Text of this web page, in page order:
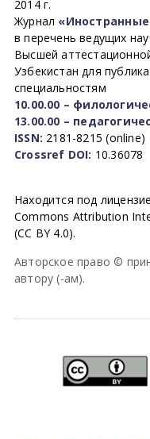
2014 г.
Журнал
в перечень ведущих
Высшей
Узбекистан для
специальностям
10.00.00 –
13.00.00 –
ISSN: 2181-8215 (online)
Crossref DOI: 10.36078
Находится под
Commons Attribution
(CC BY 4.0).
Авторское право ©
автору (-ам).